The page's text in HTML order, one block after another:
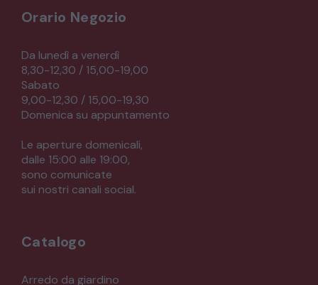
Orario Negozio
Da lunedì a venerdì
8,30-12,30 / 15,00-19,00
Sabato
9,00-12,30 / 15,00-19,30
Domenica su appuntamento
Le aperture domenicali,
dalle 15:00 alle 19:00,
sono comunicate
sui nostri canali social.
Catalogo
Arredo da giardino